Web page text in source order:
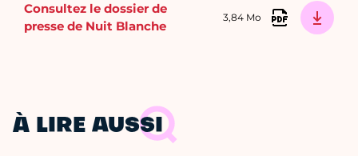
Consultez le dossier de
presse de Nuit Blanche
3,84 Mo
À LIRE AUSSI